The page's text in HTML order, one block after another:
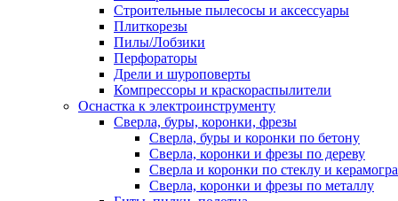
Строительные пылесосы и аксессуары
Плиткорезы
Пилы/Лобзики
Перфораторы
Дрели и шуроповерты
Компрессоры и краскораспылители
Оснастка к электроинструменту
Сверла, буры, коронки, фрезы
Сверла, буры и коронки по бетону
Сверла, коронки и фрезы по дереву
Сверла и коронки по стеклу и
Сверла, коронки и фрезы по металлу